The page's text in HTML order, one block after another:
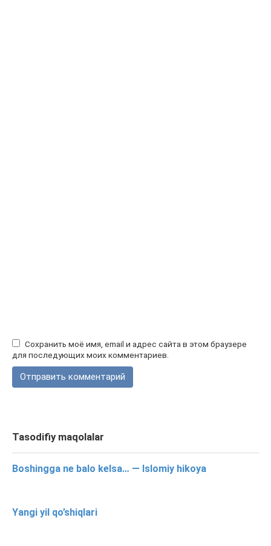
Сохранить моё имя, email и адрес сайта в этом браузере
для последующих моих комментариев.
Tasodifiy maqolalar
Boshingga ne balo kelsa… — Islomiy hikoya
Yangi yil qo’shiqlari